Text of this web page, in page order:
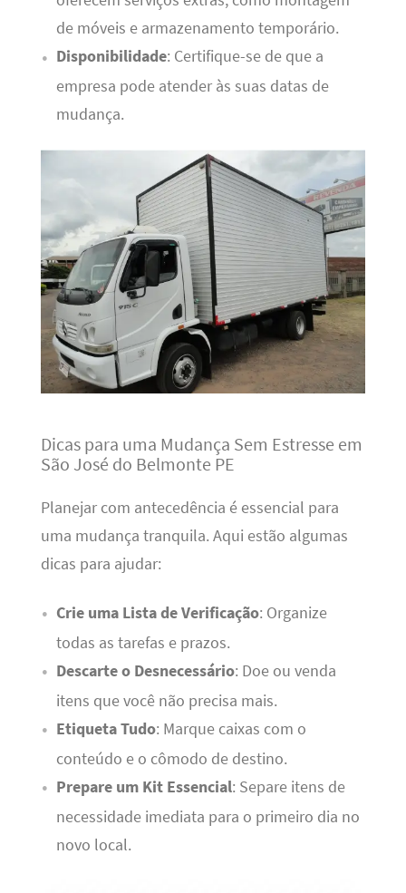
de móveis e armazenamento temporário.
Disponibilidade: Certifique-se de que a
empresa pode atender às suas datas de
mudança.
Dicas para uma Mudança Sem Estresse em
São José do Belmonte PE
Planejar com antecedência é essencial para
uma mudança tranquila. Aqui estão algumas
dicas para ajudar:
Crie uma Lista de Verificação: Organize
todas as tarefas e prazos.
Descarte o Desnecessário: Doe ou venda
itens que você não precisa mais.
Etiqueta Tudo: Marque caixas com o
conteúdo e o cômodo de destino.
Prepare um Kit Essencial: Separe itens de
necessidade imediata para o primeiro dia no
novo local.